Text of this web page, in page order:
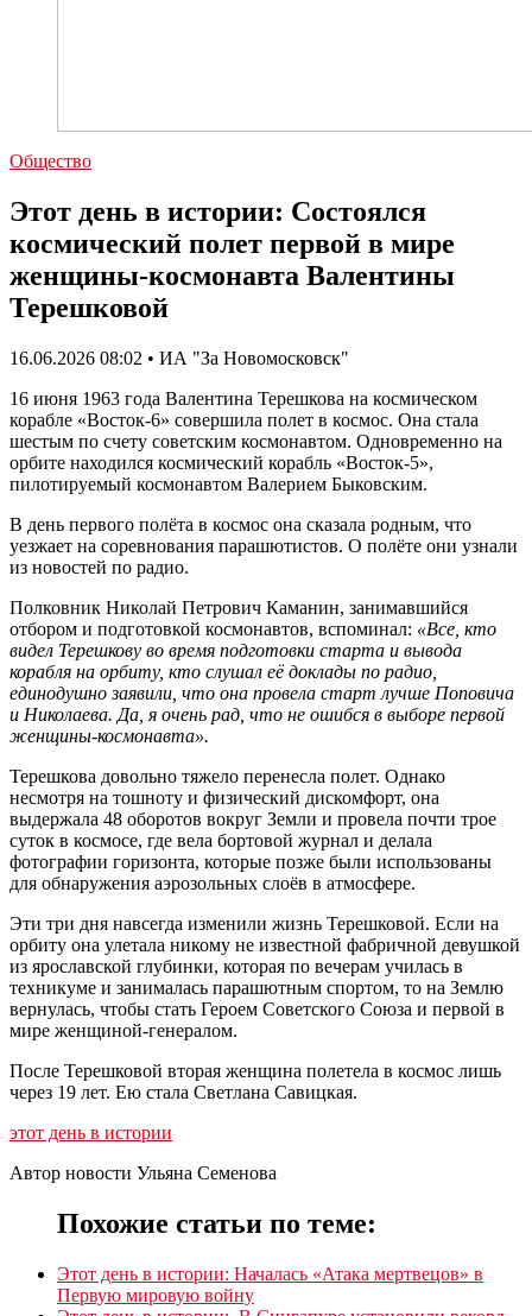
Общество
Этот день в истории: Состоялся
космический полет первой в мире
женщины-космонавта Валентины
Терешковой
16.06.2026 08:02 • ИА "За Новомосковск"
16 июня 1963 года Валентина Терешкова на космическом
корабле «Восток-6» совершила полет в космос. Она стала
шестым по счету советским космонавтом. Одновременно на
орбите находился космический корабль «Восток-5»,
пилотируемый космонавтом Валерием Быковским.
В день первого полёта в космос она сказала родным, что
уезжает на соревнования парашютистов. О полёте они узнали
из новостей по радио.
Полковник Николай Петрович Каманин, занимавшийся
отбором и подготовкой космонавтов, вспоминал: «Все, кто
видел Терешкову во время подготовки старта и вывода
корабля на орбиту, кто слушал её доклады по радио,
единодушно заявили, что она провела старт лучше Поповича
и Николаева. Да, я очень рад, что не ошибся в выборе первой
женщины-космонавта».
Терешкова довольно тяжело перенесла полет. Однако
несмотря на тошноту и физический дискомфорт, она
выдержала 48 оборотов вокруг Земли и провела почти трое
суток в космосе, где вела бортовой журнал и делала
фотографии горизонта, которые позже были использованы
для обнаружения аэрозольных слоёв в атмосфере.
Эти три дня навсегда изменили жизнь Терешковой. Если на
орбиту она улетала никому не известной фабричной девушкой
из ярославской глубинки, которая по вечерам училась в
техникуме и занималась парашютным спортом, то на Землю
вернулась, чтобы стать Героем Советского Союза и первой в
мире женщиной-генералом.
После Терешковой вторая женщина полетела в космос лишь
через 19 лет. Ею стала Светлана Савицкая.
этот день в истории
Автор новости Ульяна Семенова
Похожие статьи по теме:
Этот день в истории: Началась «Атака мертвецов» в
Первую мировую войну